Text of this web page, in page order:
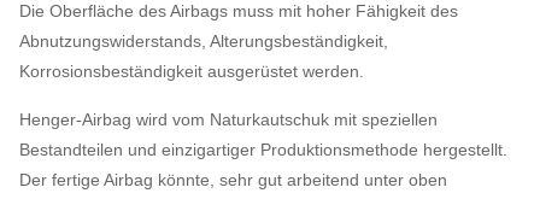
Die Oberfläche des Airbags muss mit hoher Fähigkeit des
Abnutzungswiderstands, Alterungsbeständigkeit,
Korrosionsbeständigkeit ausgerüstet werden.
Henger-Airbag wird vom Naturkautschuk mit speziellen
Bestandteilen und einzigartiger Produktionsmethode hergestellt.
Der fertige Airbag könnte, sehr gut arbeitend unter oben